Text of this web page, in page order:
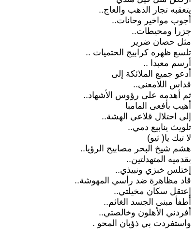
يتعقبه تجار الذهب والعاج..
أجوب مواخير وحانات..
جزرا ومحيطات..
مثل حصان ضرير
تلسع ظهره كرابيج الحتميات ..
أرسم معبدا ..
أدعو جميع الملائكة إلى
قداس اللامعنى..
ثم أهدمه على رؤوس الأشهاد..
أهيب بأفعى المامبا
إلى احتلال قلاعي الهشة..
تلويث ينابيع دمي..
لا تبك يا( ثيو)
هشم شيخ البحر مصابيح الرؤيا..
بقدميه المتهدلتين..
إختلس خبزي ونبيذي..
قاد مظاهرة ضد رأسي المهوشة..
إعتقل سكان مخيلتي..
أطفأ مبنى الجسد الغائم..
أفردني الأهلون وخالصتي..
واستفردت بي ذؤبان المحو .